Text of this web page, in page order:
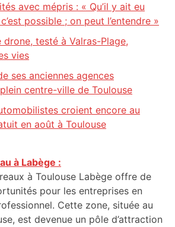
avec mépris : « Qu’il y ait eu
possible ; on peut l’entendre »
testé à Valras-Plage,
vies
ses anciennes agences
centre-ville de Toulouse
croient encore au
en août à Toulouse
à Labège :
à Toulouse Labège offre de
pour les entreprises en
Cette zone, située au
est devenue un pôle d’attraction